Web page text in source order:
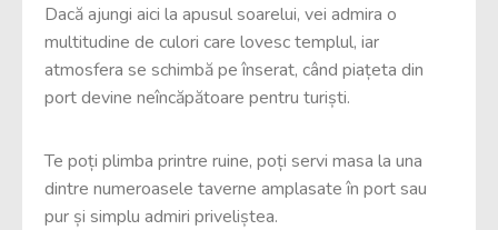
Dacă ajungi aici la apusul soarelui, vei admira o
multitudine de culori care lovesc templul, iar
atmosfera se schimbă pe înserat, când piațeta din
port devine neîncăpătoare pentru turiști.
Te poți plimba printre ruine, poți servi masa la una
dintre numeroasele taverne amplasate în port sau
pur și simplu admiri priveliștea.